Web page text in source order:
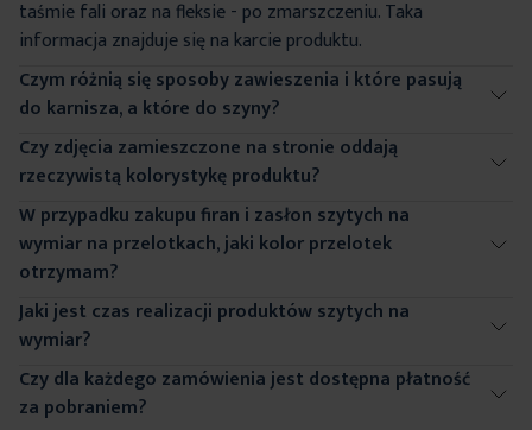
symetrycznych odstępach.
symetryczne fałdy, wyróżniające ten sposób
mocowania na tle pozostałych. Wybierz stopień
marszczenia i wpisz w kalkulator szerokość, którą
chcesz przysłonić, a system uwzględni i skalkuluje
odpowiednią ilość materiału i sam zaprojektuje fale w
symetrycznych odstępach.
Czytaj więcej
Pokaż
taśmie fali oraz na fleksie - po zmarszczeniu. Taka
informacja znajduje się na karcie produktu.
Czym różnią się sposoby zawieszenia i które pasują
do karnisza, a które do szyny?
Czy zdjęcia zamieszczone na stronie oddają
rzeczywistą kolorystykę produktu?
W przypadku zakupu firan i zasłon szytych na
wymiar na przelotkach, jaki kolor przelotek
otrzymam?
Jaki jest czas realizacji produktów szytych na
wymiar?
Czy dla każdego zamówienia jest dostępna płatność
za pobraniem?